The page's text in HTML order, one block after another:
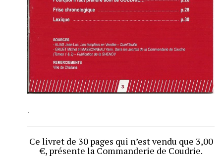
.
Ce livret de 30 pages qui n’est vendu que 3,00
€, présente la Commanderie de Coudrie.